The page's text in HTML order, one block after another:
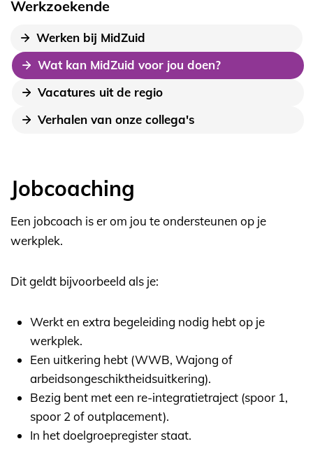
Werkzoekende
Werken bij MidZuid
Wat kan MidZuid voor jou doen?
Vacatures uit de regio
Verhalen van onze collega's
Jobcoaching
Een jobcoach is er om jou te ondersteunen op je
werkplek.
Dit geldt bijvoorbeeld als je:
Werkt en extra begeleiding nodig hebt op je
werkplek.
Een uitkering hebt (WWB, Wajong of
arbeidsongeschiktheidsuitkering).
Bezig bent met een re-integratietraject (spoor 1,
spoor 2 of outplacement).
In het doelgroepregister staat.